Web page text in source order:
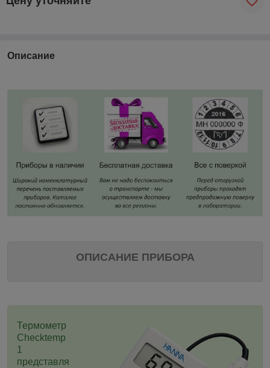
Описание
ОПИСАНИЕ ПРИБОРА
Термометр
Checktemp
1
представля